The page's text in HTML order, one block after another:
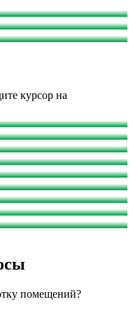
курсор на
помещений?